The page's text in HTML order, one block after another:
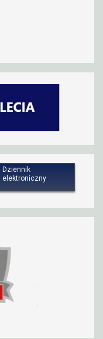
Dziennik
elektroniczny